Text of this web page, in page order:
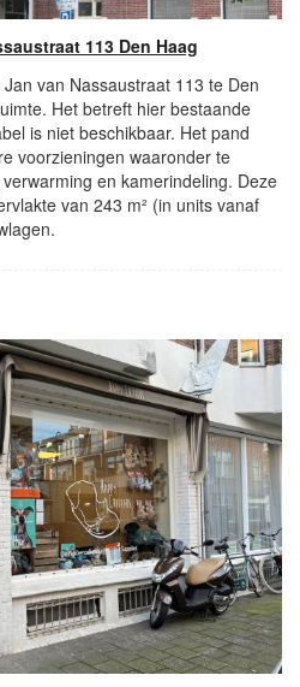
113 Den Haag
van Nassaustraat 113 te Den
Het betreft hier bestaande
is niet beschikbaar. Het pand
voorzieningen waaronder te
en kamerindeling. Deze
van 243 m² (in units vanaf